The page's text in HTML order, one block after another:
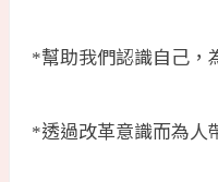
*幫助我們認識自己，
*透過改革意識而為人